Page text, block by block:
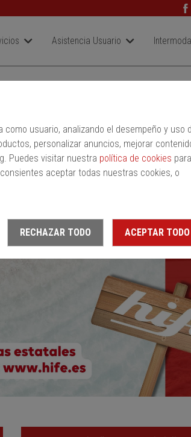
usuario, analizando el desempeño y uso
personalizar anuncios, mejorar
Puedes visitar nuestra política de cookies para
aceptar todas nuestras cookies, o
RECHAZAR TODO ACEPTAR TODO
Asistencia Usuario